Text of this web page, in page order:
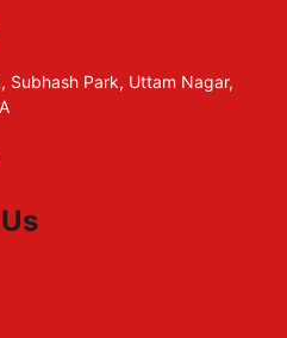
Subhash Park, Uttam Nagar,